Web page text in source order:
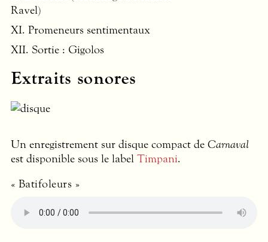
Ravel)
XI. Promeneurs sentimentaux
XII. Sortie : Gigolos
Extraits sonores
Un enregistrement sur disque compact de Carnaval
est disponible sous le label Timpani.
« Batifoleurs »